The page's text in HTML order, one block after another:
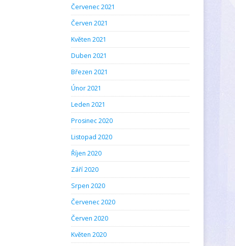
Červenec 2021
Červen 2021
Květen 2021
Duben 2021
Březen 2021
Únor 2021
Leden 2021
Prosinec 2020
Listopad 2020
Říjen 2020
Září 2020
Srpen 2020
Červenec 2020
Červen 2020
Květen 2020